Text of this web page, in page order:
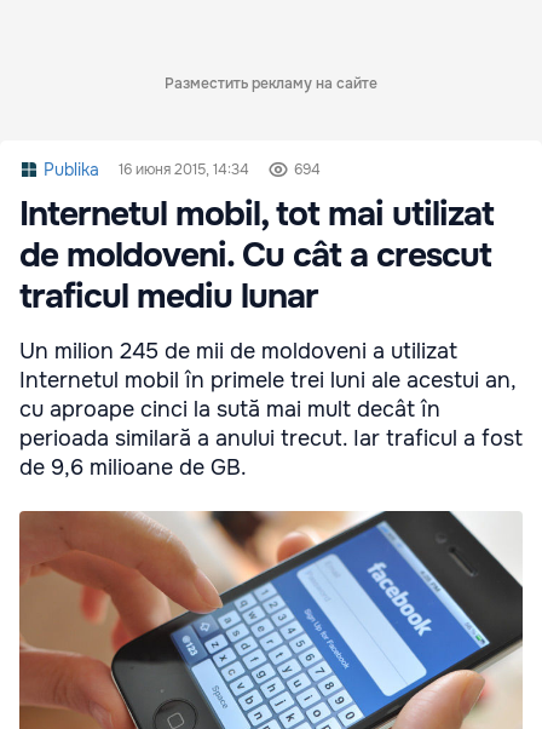
Разместить рекламу на сайте
Publika 16 июня 2015, 14:34 694
Internetul mobil, tot mai utilizat
de moldoveni. Cu cât a crescut
traficul mediu lunar
Un milion 245 de mii de moldoveni a utilizat
Internetul mobil în primele trei luni ale acestui an,
cu aproape cinci la sută mai mult decât în
perioada similară a anului trecut. Iar traficul a fost
de 9,6 milioane de GB.